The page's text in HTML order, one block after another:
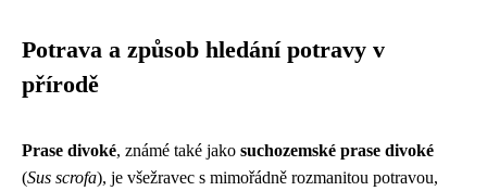
Potrava a způsob hledání potravy v
přírodě
Prase divoké, známé také jako suchozemské prase divoké
(Sus scrofa), je všežravec s mimořádně rozmanitou potravou,